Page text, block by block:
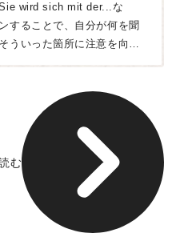
wird sich mit der...な
することで、自分が何を聞
ういった箇所に注意を向け
ところまで聞き取れるよう
む